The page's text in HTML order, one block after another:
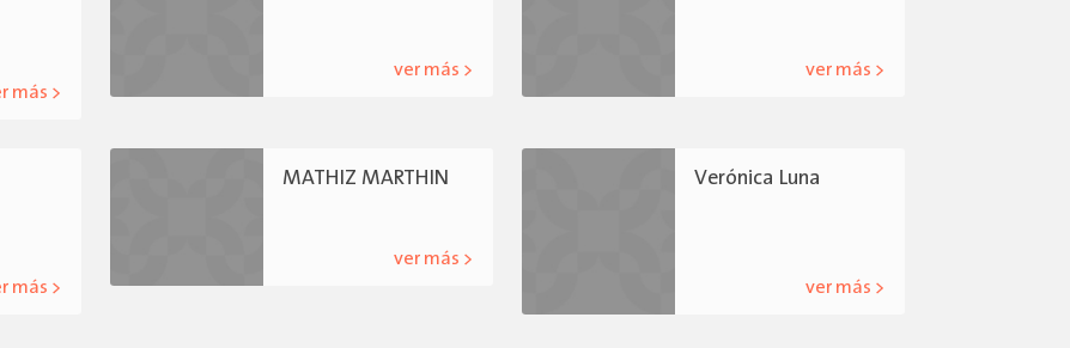
más >
ver más > ver más >
más >
MATHIZ MARTHIN
ver más >
Verónica Luna
ver más >